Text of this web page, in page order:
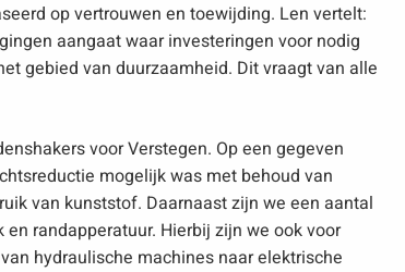
op vertrouwen en toewijding. Len vertelt:
aangaat waar investeringen voor nodig
gebied van duurzaamheid. Dit vraagt van alle
voor Verstegen. Op een gegeven
mogelijk was met behoud van
van kunststof. Daarnaast zijn we een aantal
randapperatuur. Hierbij zijn we ook voor
hydraulische machines naar elektrische